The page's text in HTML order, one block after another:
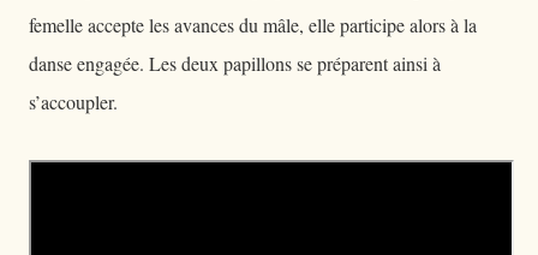
femelle accepte les avances du mâle, elle participe alors à la
danse engagée. Les deux papillons se préparent ainsi à
s’accoupler.